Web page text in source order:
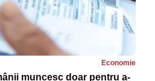
Economie
muncesc doar pentru a-